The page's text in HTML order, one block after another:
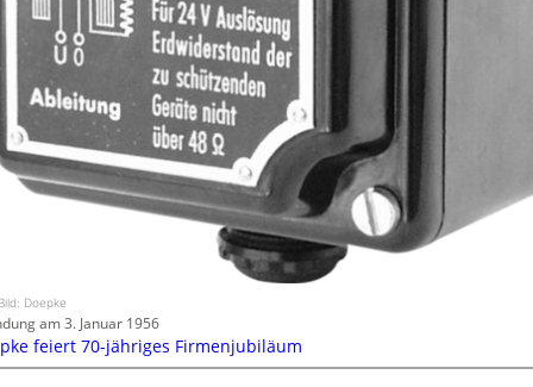
Doepke
am 3. Januar 1956
feiert 70-jähriges Firmenjubiläum